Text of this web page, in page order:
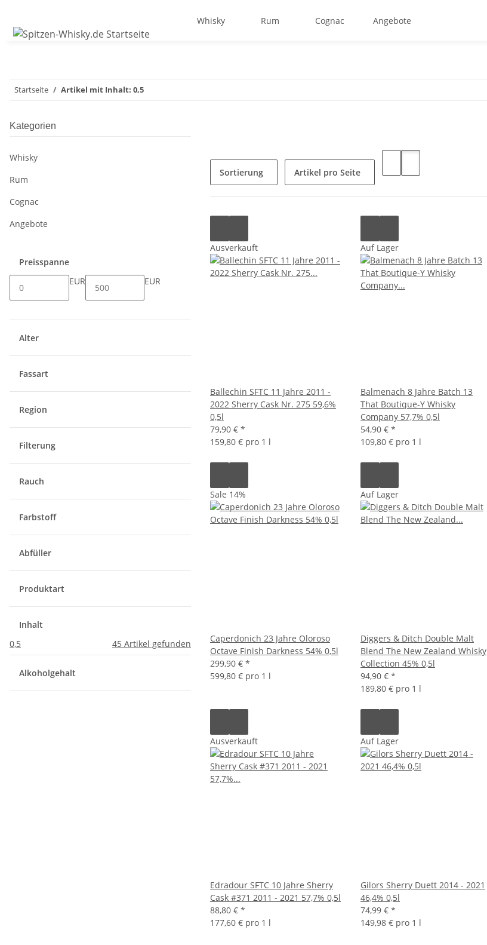
Whisky Rum Cognac Angebote
Startseite Artikel mit Inhalt: 0,5
Sortierung Artikel pro Seite
Ausverkauft
Ballechin SFTC 11 Jahre 2011 -
2022 Sherry Cask Nr. 275 59,6%
0,5l
79,90 € *
159,80 € pro 1 l
Auf Lager
Balmenach 8 Jahre Batch 13
That Boutique-Y Whisky
Company 57,7% 0,5l
54,90 € *
109,80 € pro 1 l
Sale 14%
Caperdonich 23 Jahre Oloroso
Octave Finish Darkness 54% 0,5l
299,90 € *
599,80 € pro 1 l
Auf Lager
Diggers & Ditch Double Malt
Blend The New Zealand Whisky
Collection 45% 0,5l
94,90 € *
189,80 € pro 1 l
Ausverkauft
Edradour SFTC 10 Jahre Sherry
Cask #371 2011 - 2021 57,7% 0,5l
88,80 € *
177,60 € pro 1 l
Auf Lager
Gilors Sherry Duett 2014 - 2021
46,4% 0,5l
74,99 € *
149,98 € pro 1 l
Kategorien
Whisky
Rum
Cognac
Angebote
Preisspanne
EUR
EUR
Alter
Fassart
Region
Filterung
Rauch
Farbstoff
Abfüller
Produktart
Inhalt
0,5
45 Artikel gefunden
Alkoholgehalt